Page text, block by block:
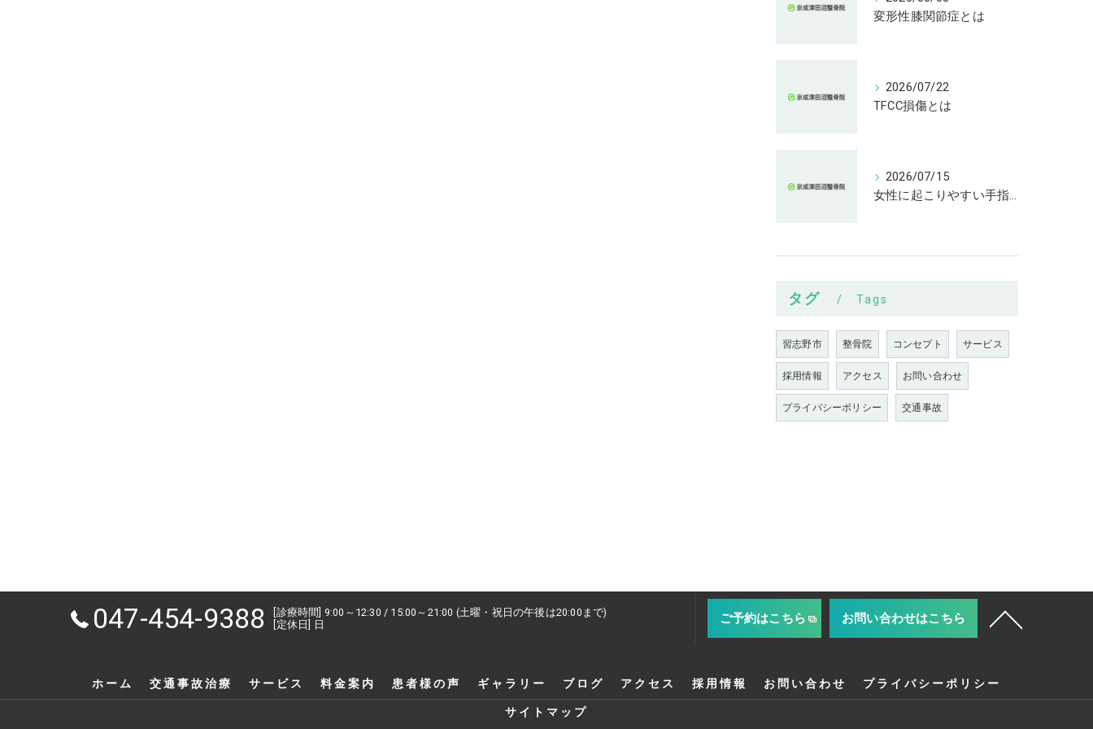
変形性膝関節症とは
2026/07/22
TFCC損傷とは
2026/07/15
女性に起こりやすい手指の変形とは
タグ Tags
習志野市 整骨院 コンセプト サービス
採用情報 アクセス お問い合わせ
プライバシーポリシー 交通事故
047-454-9388
[診療時間] 9:00～12:30 / 15:00～21:00 (土曜・祝日の午後は20:00まで)
[定休日] 日
ご予約はこちら お問い合わせはこちら
ホーム 交通事故治療 サービス 料金案内 患者様の声 ギャラリー ブログ アクセス 採用情報 お問い合わせ プライバシーポリシー
サイトマップ